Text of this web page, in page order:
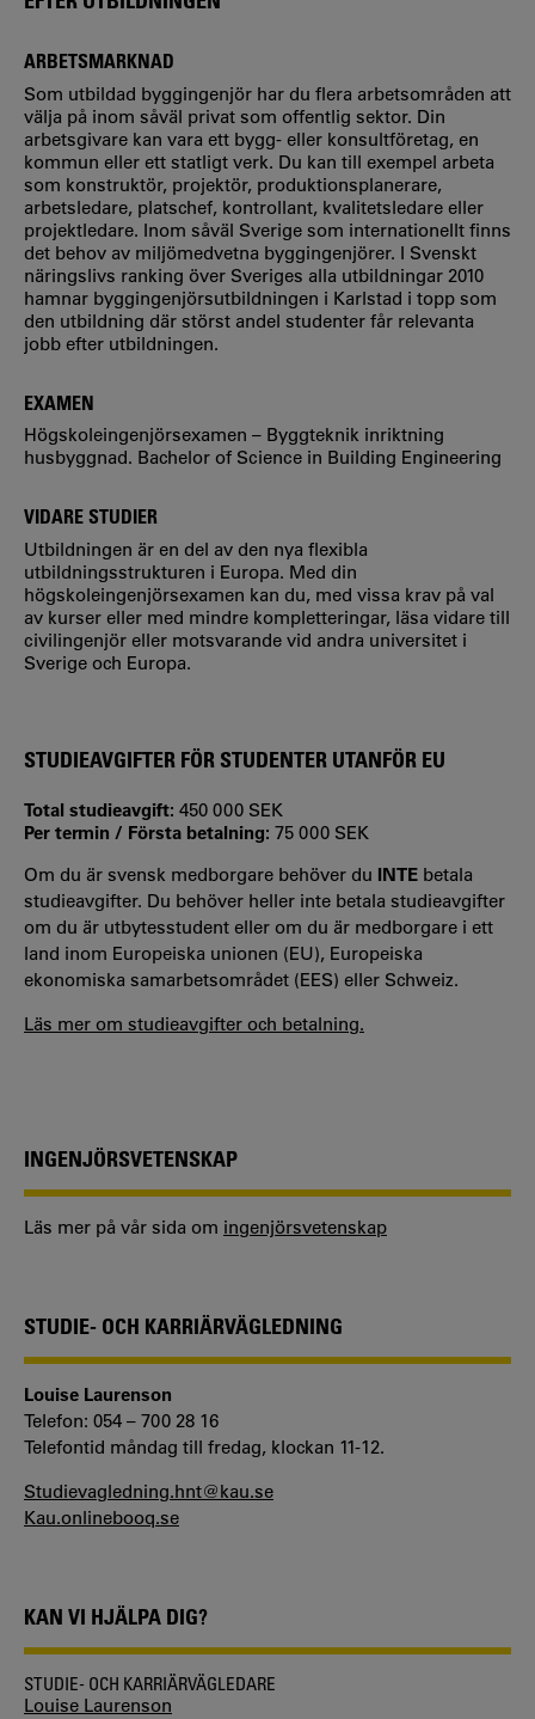
ARBETSMARKNAD
Som utbildad byggingenjör har du flera arbetsområden att
välja på inom såväl privat som offentlig sektor. Din
arbetsgivare kan vara ett bygg- eller konsultföretag, en
kommun eller ett statligt verk. Du kan till exempel arbeta
som konstruktör, projektör, produktionsplanerare,
arbetsledare, platschef, kontrollant, kvalitetsledare eller
projektledare. Inom såväl Sverige som internationellt finns
det behov av miljömedvetna byggingenjörer. I Svenskt
näringslivs ranking över Sveriges alla utbildningar 2010
hamnar byggingenjörsutbildningen i Karlstad i topp som
den utbildning där störst andel studenter får relevanta
jobb efter utbildningen.
EXAMEN
Högskoleingenjörsexamen – Byggteknik inriktning
husbyggnad. Bachelor of Science in Building Engineering
VIDARE STUDIER
Utbildningen är en del av den nya flexibla
utbildningsstrukturen i Europa. Med din
högskoleingenjörsexamen kan du, med vissa krav på val
av kurser eller med mindre kompletteringar, läsa vidare till
civilingenjör eller motsvarande vid andra universitet i
Sverige och Europa.
STUDIEAVGIFTER FÖR STUDENTER UTANFÖR EU
Total studieavgift: 450 000 SEK
Per termin / Första betalning: 75 000 SEK
Om du är svensk medborgare behöver du INTE betala
studieavgifter. Du behöver heller inte betala studieavgifter
om du är utbytesstudent eller om du är medborgare i ett
land inom Europeiska unionen (EU), Europeiska
ekonomiska samarbetsområdet (EES) eller Schweiz.
Läs mer om studieavgifter och betalning.
INGENJÖRSVETENSKAP
Läs mer på vår sida om ingenjörsvetenskap
STUDIE- OCH KARRIÄRVÄGLEDNING
Louise Laurenson
Telefon: 054 – 700 28 16
Telefontid måndag till fredag, klockan 11-12.
Studievagledning.hnt@kau.se
Kau.onlinebooq.se
KAN VI HJÄLPA DIG?
STUDIE- OCH KARRIÄRVÄGLEDARE
Louise Laurenson